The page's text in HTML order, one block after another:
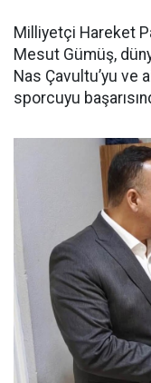
Milliyetçi Hareket
Mesut Gümüş,
Nas Çavultu’yu ve
sporcuyu